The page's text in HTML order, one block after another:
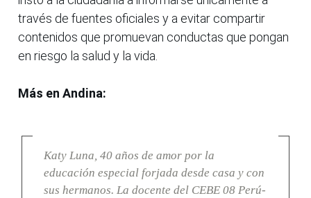
través de fuentes oficiales y a evitar compartir
contenidos que promuevan conductas que pongan
en riesgo la salud y la vida.
Más en Andina:
Katy Luna, 40 años de amor por la
educación especial forjada desde casa y con
sus hermanos. La docente del CEBE 08 Perú-